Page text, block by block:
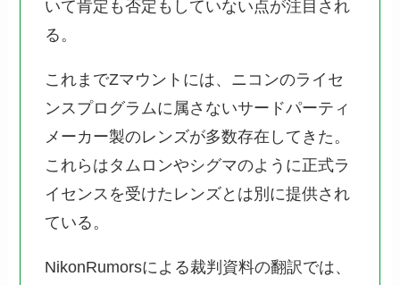
いて肯定も否定もしていない点が注目され
る。
これまでZマウントには、ニコンのライセ
ンスプログラムに属さないサードパーティ
メーカー製のレンズが多数存在してきた。
これらはタムロンやシグマのように正式ラ
イセンスを受けたレンズとは別に提供され
ている。
NikonRumorsによる裁判資料の翻訳では、